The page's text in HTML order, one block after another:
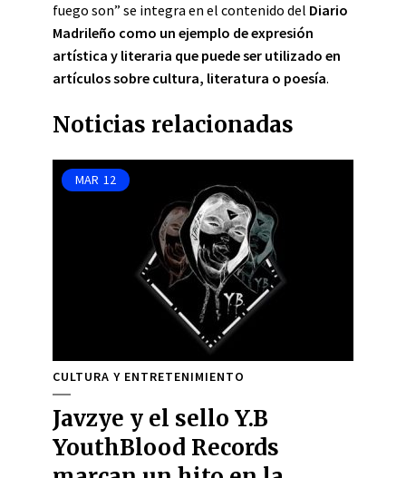
fuego son” se integra en el contenido del Diario
Madrileño como un ejemplo de expresión
artística y literaria que puede ser utilizado en
artículos sobre cultura, literatura o poesía.
Noticias relacionadas
MAR 12
CULTURA Y ENTRETENIMIENTO
Javzye y el sello Y.B
YouthBlood Records